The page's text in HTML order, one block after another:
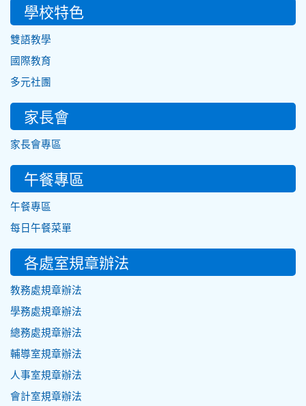
學校特色
雙語教學
國際教育
多元社團
家長會
家長會專區
午餐專區
午餐專區
每日午餐菜單
各處室規章辦法
教務處規章辦法
學務處規章辦法
總務處規章辦法
輔導室規章辦法
人事室規章辦法
會計室規章辦法